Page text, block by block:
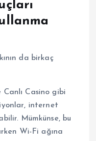
da birkaç
Canlı Casino gibi
internet
Mümkünse, bu
Wi-Fi ağına